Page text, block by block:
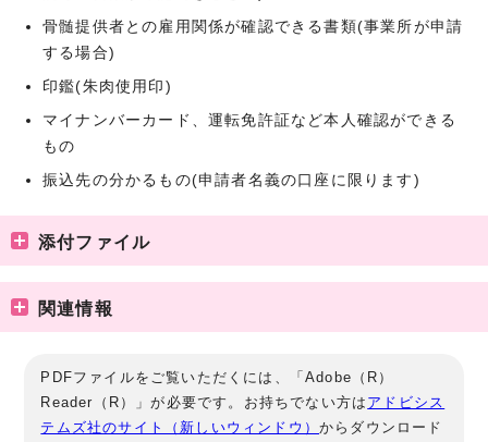
骨髄提供者との雇用関係が確認できる書類(事業所が申請
する場合)
印鑑(朱肉使用印)
マイナンバーカード、運転免許証など本人確認ができる
もの
振込先の分かるもの(申請者名義の口座に限ります)
添付ファイル
関連情報
PDFファイルをご覧いただくには、「Adobe（R）
Reader（R）」が必要です。お持ちでない方は アドビシス
テムズ社のサイト（新しいウィンドウ）からダウンロード